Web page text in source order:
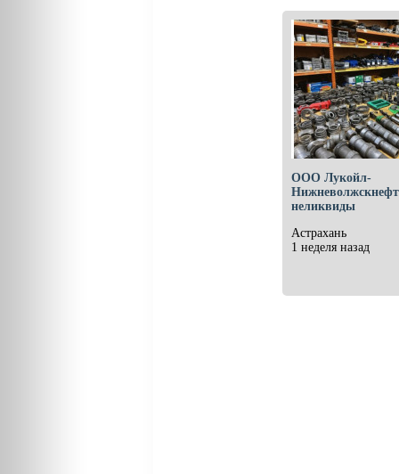
ООО Лукойл-
неликвиды
Астрахань
1 неделя назад